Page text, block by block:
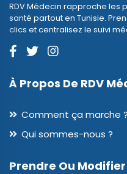
RDV Médecin rapproche les
santé partout en Tunisie.
clics et centralisez le suivi
À Propos De RDV
Comment ça marche ?
Qui sommes-nous ?
Prendre Ou Modifier